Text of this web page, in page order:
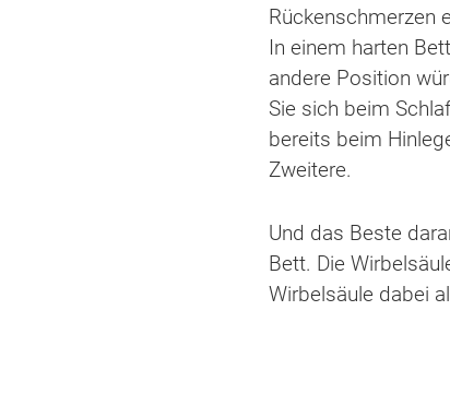
Rückenschmerzen
In einem harten
andere Position
Sie sich beim
bereits beim
Zweitere.
Und das Beste
Bett. Die
Wirbelsäule dabei